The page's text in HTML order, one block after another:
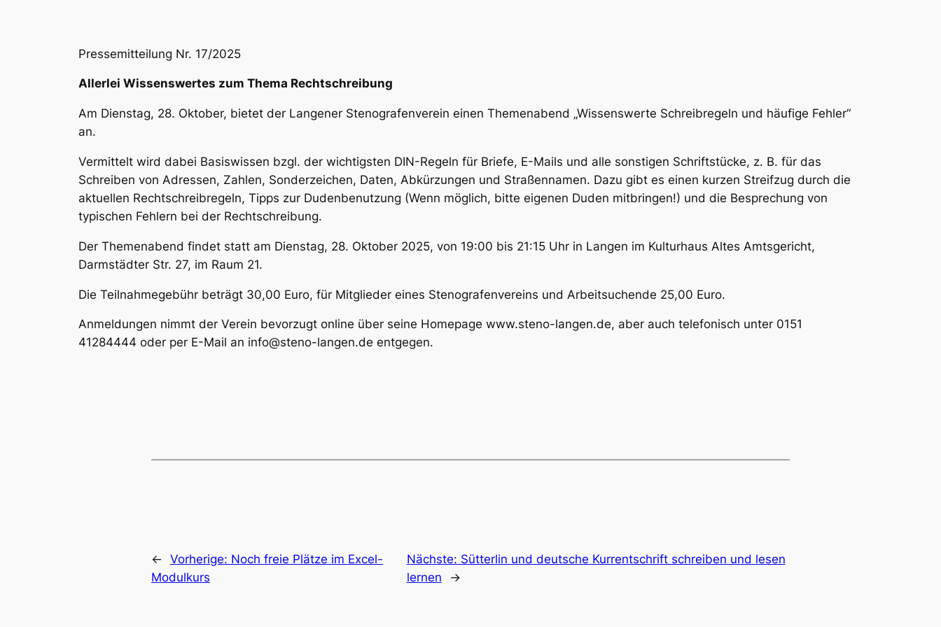
Pressemitteilung Nr. 17/2025
Allerlei Wissenswertes zum Thema Rechtschreibung
Am Dienstag, 28. Oktober, bietet der Langener Stenografenverein einen Themenabend „Wissenswerte Schreibregeln und häufige Fehler“
an.
Vermittelt wird dabei Basiswissen bzgl. der wichtigsten DIN-Regeln für Briefe, E-Mails und alle sonstigen Schriftstücke, z. B. für das
Schreiben von Adressen, Zahlen, Sonderzeichen, Daten, Abkürzungen und Straßennamen. Dazu gibt es einen kurzen Streifzug durch die
aktuellen Rechtschreibregeln, Tipps zur Dudenbenutzung (Wenn möglich, bitte eigenen Duden mitbringen!) und die Besprechung von
typischen Fehlern bei der Rechtschreibung.
Der Themenabend findet statt am Dienstag, 28. Oktober 2025, von 19:00 bis 21:15 Uhr in Langen im Kulturhaus Altes Amtsgericht,
Darmstädter Str. 27, im Raum 21.
Die Teilnahmegebühr beträgt 30,00 Euro, für Mitglieder eines Stenografenvereins und Arbeitsuchende 25,00 Euro.
Anmeldungen nimmt der Verein bevorzugt online über seine Homepage www.steno-langen.de, aber auch telefonisch unter 0151
41284444 oder per E-Mail an info@steno-langen.de entgegen.
← Vorherige: Noch freie Plätze im Excel-
Modulkurs
Nächste: Sütterlin und deutsche Kurrentschrift schreiben und lesen
lernen
→